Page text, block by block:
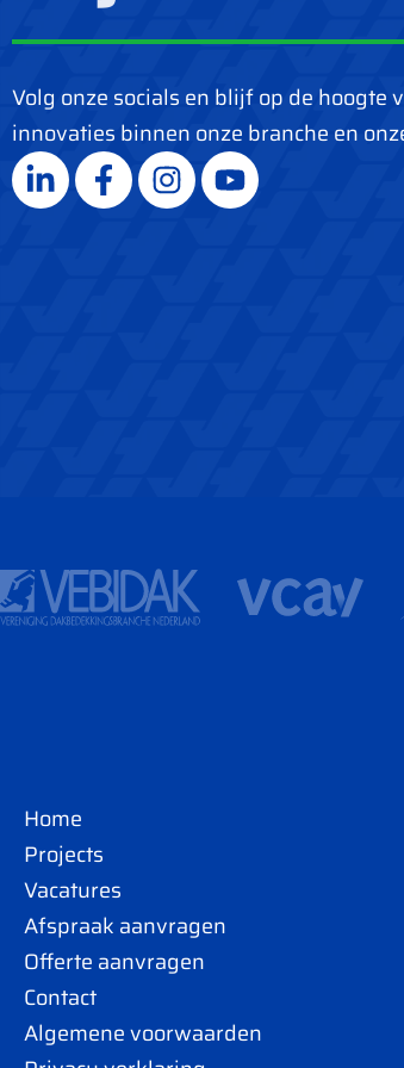
Volg onze socials en blijf op de
innovaties binnen onze branche en
Home
Projects
Vacatures
Afspraak aanvragen
Offerte aanvragen
Contact
Algemene voorwaarden